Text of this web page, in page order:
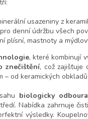
a
c
í
p
r
v
k
y
v
ý
usazeniny z
denní údržbu všech
plísní, mastnoty a
, které kombinují
znečištění, což zajišťuje
od keramických
biologicky
Nabídka zahrnuje
výsledky.